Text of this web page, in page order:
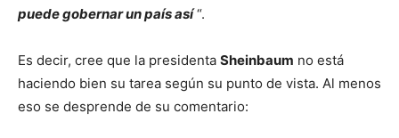
puede gobernar un país así“.
Es decir, cree que la presidenta Sheinbaum no está
haciendo bien su tarea según su punto de vista. Al menos
eso se desprende de su comentario: